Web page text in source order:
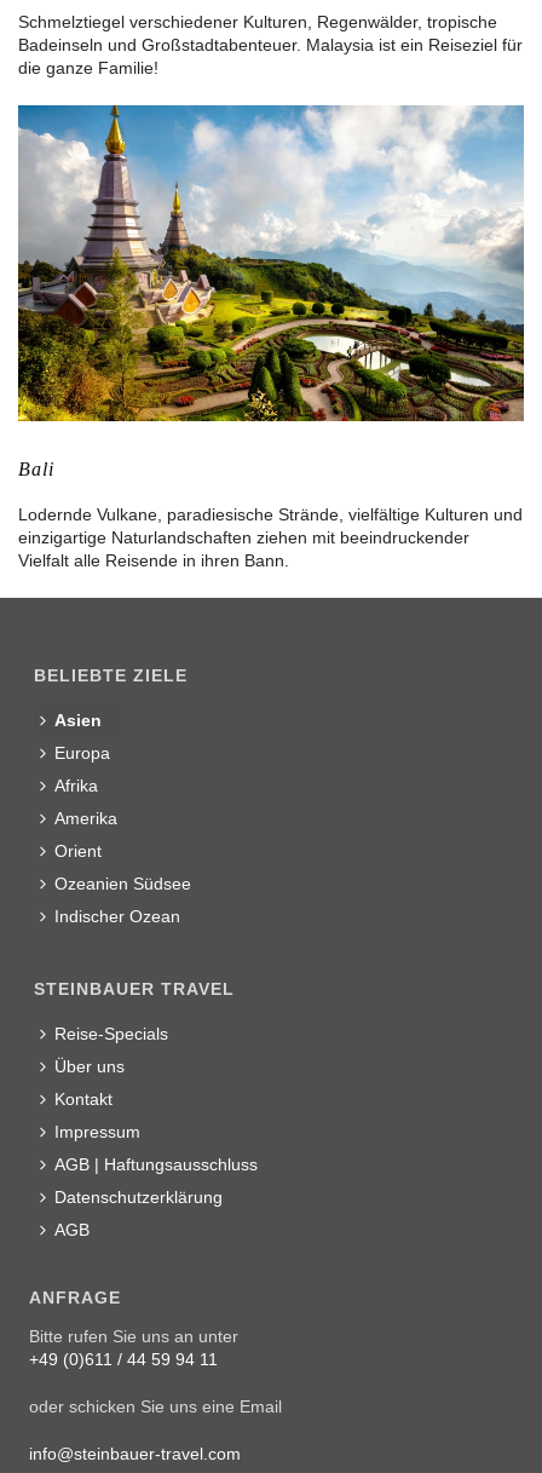
Schmelztiegel verschiedener Kulturen, Regenwälder, tropische
Badeinseln und Großstadtabenteuer. Malaysia ist ein Reiseziel für
die ganze Familie!
Bali
Lodernde Vulkane, paradiesische Strände, vielfältige Kulturen und
einzigartige Naturlandschaften ziehen mit beeindruckender
Vielfalt alle Reisende in ihren Bann.
BELIEBTE ZIELE
Asien
Europa
Afrika
Amerika
Orient
Ozeanien Südsee
Indischer Ozean
STEINBAUER TRAVEL
Reise-Specials
Über uns
Kontakt
Impressum
AGB | Haftungsausschluss
Datenschutzerklärung
AGB
ANFRAGE
Bitte rufen Sie uns an unter
+49 (0)611 / 44 59 94 11
oder schicken Sie uns eine Email
info@steinbauer-travel.com